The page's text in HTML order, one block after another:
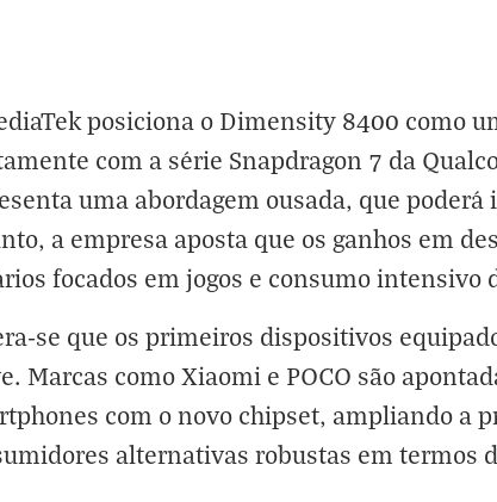
posiciona o Dimensity 8400 como
com a série Snapdragon 7 da
uma abordagem ousada, que
a empresa aposta que os ganhos em
focados em jogos e consumo intensivo
se que os primeiros dispositivos
Marcas como Xiaomi e POCO são
com o novo chipset, ampliando a
alternativas robustas em termos